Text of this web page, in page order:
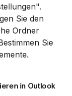
Sie den
Ordner
Sie
in Outlook